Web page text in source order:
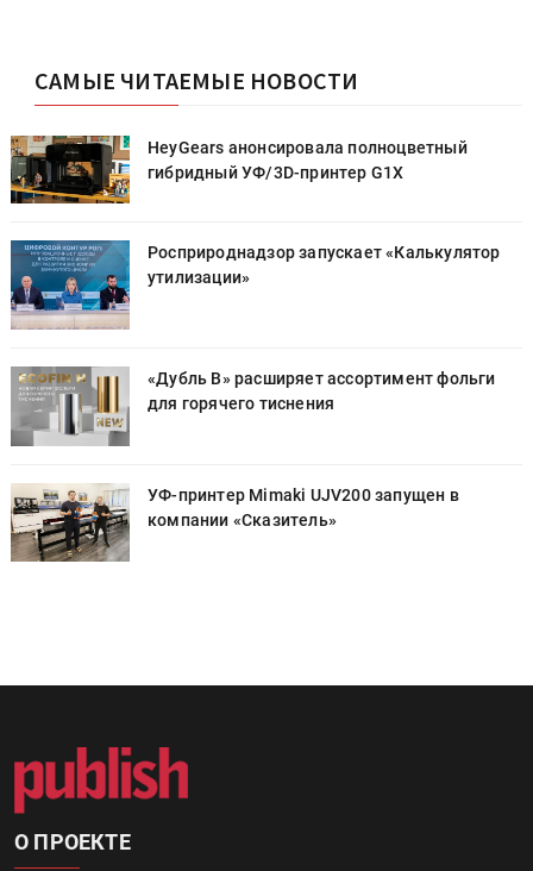
САМЫЕ ЧИТАЕМЫЕ НОВОСТИ
HeyGears анонсировала полноцветный
гибридный УФ/3D-принтер G1X
Росприроднадзор запускает «Калькулятор
утилизации»
«Дубль В» расширяет ассортимент фольги
для горячего тиснения
УФ-принтер Mimaki UJV200 запущен в
компании «Сказитель»
О ПРОЕКТЕ